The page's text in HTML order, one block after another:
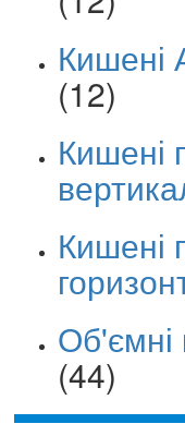
Кишені
(12)
Кишені
Кишені
Об'ємні
(44)